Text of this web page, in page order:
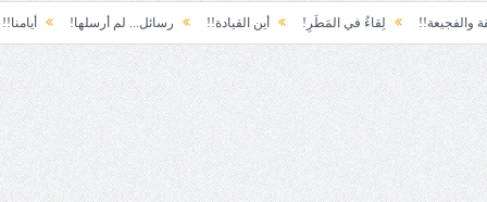
لِقاءُ في المَطَرِ! أين القيادة!! رسائل... لم أرسلها! أيامنا!! خيبة